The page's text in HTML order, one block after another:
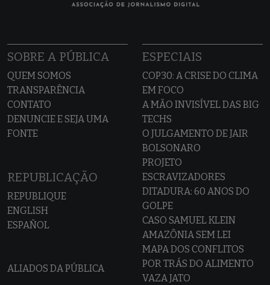
SOBRE A PÚBLICA
QUEM SOMOS
TRANSPARÊNCIA
CONTATO
DENUNCIE E SEJA UMA
FONTE
REPUBLICAÇÃO
REPUBLIQUE
ENGLISH
ESPAÑOL
ALIADOS DA PÚBLICA
ESPECIAIS
COP30: A CRISE DO CLIMA
EM FOCO
A MÃO INVISÍVEL DAS BIG
TECHS
O JULGAMENTO DE JAIR
BOLSONARO
PROJETO
ESCRAVIZADORES
DITADURA: 60 ANOS DO
GOLPE
CASO SAMUEL KLEIN
AMAZÔNIA SEM LEI
MAPA DOS CONFLITOS
POR TRÁS DO ALIMENTO
VAZA JATO